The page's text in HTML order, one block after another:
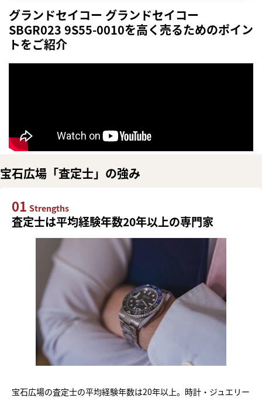
グランドセイコー グランドセイコー
SBGR023 9S55-0010を高く売るためのポイン
トをご紹介
宝石広場「査定士」の強み
01 Strengths
査定士は平均経験年数20年以上の専門家
宝石広場の査定士の平均経験年数は20年以上。時計・ジュエリー